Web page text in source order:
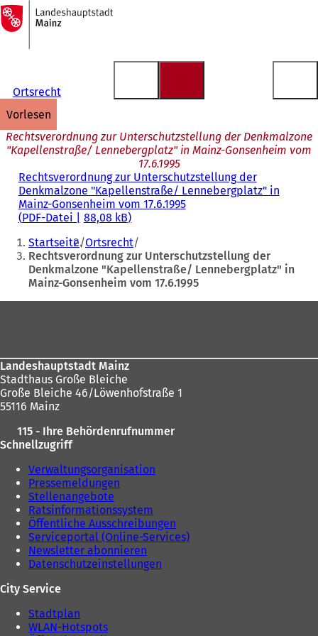
Inhalt anspringen
Zur
Startseite
Ortsrecht
vorlesen
Rechtsverordnung zur Unterschutzstellung der Denkmalzone
"Kapellenstraße/ Lennebergplatz" in Mainz-Gonsenheim vom
17.6.1995
Rechtsverordnung zur Unterschutzstellung der
Denkmalzone "Kapellenstraße/ Lennebergplatz" in
Mainz-Gonsenheim vom 17.6.1995
PDF-Datei 88,08 kB
Sie
befinden
sich
Startseite Ortsrecht
Rechtsverordnung zur Unterschutzstellung der
Denkmalzone "Kapellenstraße/ Lennebergplatz" in
Mainz-Gonsenheim vom 17.6.1995
Landeshauptstadt Mainz
Stadthaus Große Bleiche
Große Bleiche 46/Löwenhofstraße 1
55116 Mainz
115 - Ihre Behördenrufnummer
Schnellzugriff
Verwaltungsorganisation
Pressemeldungen
Stellenangebote
Ratsinformationssystem
Öffentliche Ausschreibungen
Serviceportal (Online-Services)
Newsletter abonnieren
Datenschutzeinstellungen
City Service
Stadtplan
WLAN-Hotspots